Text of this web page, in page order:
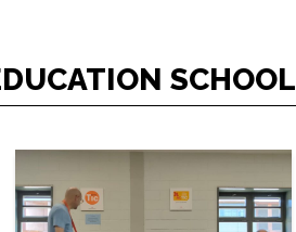
SCHOOL